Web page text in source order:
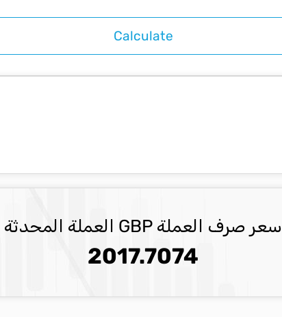
سعر صرف العملة GBP العملة المحدثة
2017.7074